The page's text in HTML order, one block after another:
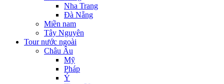
Nha Trang
Đà Nẵng
Miền nam
Tây Nguyên
Tour nước ngoài
Châu Âu
Mỹ
Pháp
Ý